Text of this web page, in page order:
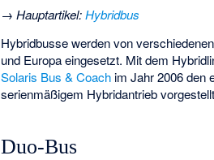
→Hauptartikel:Hybridbus
Hybridbusse werden von
und Europa eingesetzt. Mit dem
Solaris Bus & Coach im Jahr 2006 den
serienmäßigem Hybridantrieb
Duo-Bus